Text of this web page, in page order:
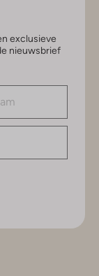
exclusieve
nieuwsbrief